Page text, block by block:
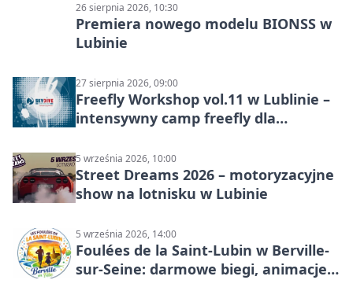
26 sierpnia 2026, 10:30
Premiera nowego modelu BIONSS w
Lubinie
27 sierpnia 2026, 09:00
Freefly Workshop vol.11 w Lublinie –
intensywny camp freefly dla
5 września 2026, 10:00
Street Dreams 2026 – motoryzacyjne
show na lotnisku w Lubinie
5 września 2026, 14:00
Foulées de la Saint-Lubin w Berville-
sur-Seine: darmowe biegi, animacje i